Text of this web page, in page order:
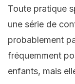
Toute pratique
une série de
probablement
fréquemment
enfants, mais